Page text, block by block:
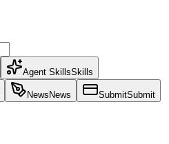
Agent SkillsSkills
News News SubmitSubmit